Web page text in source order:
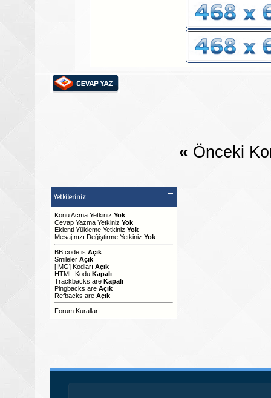
« Önceki
Yetkileriniz
Konu Acma Yetkiniz Yok
Cevap Yazma Yetkiniz Yok
Eklenti Yükleme Yetkiniz Yok
Mesajınızı Değiştirme Yetkiniz Yok
BB code is Açık
Smileler Açık
[IMG] Kodları Açık
HTML-Kodu Kapalı
Trackbacks are Kapalı
Pingbacks are Açık
Refbacks are Açık
Forum Kuralları